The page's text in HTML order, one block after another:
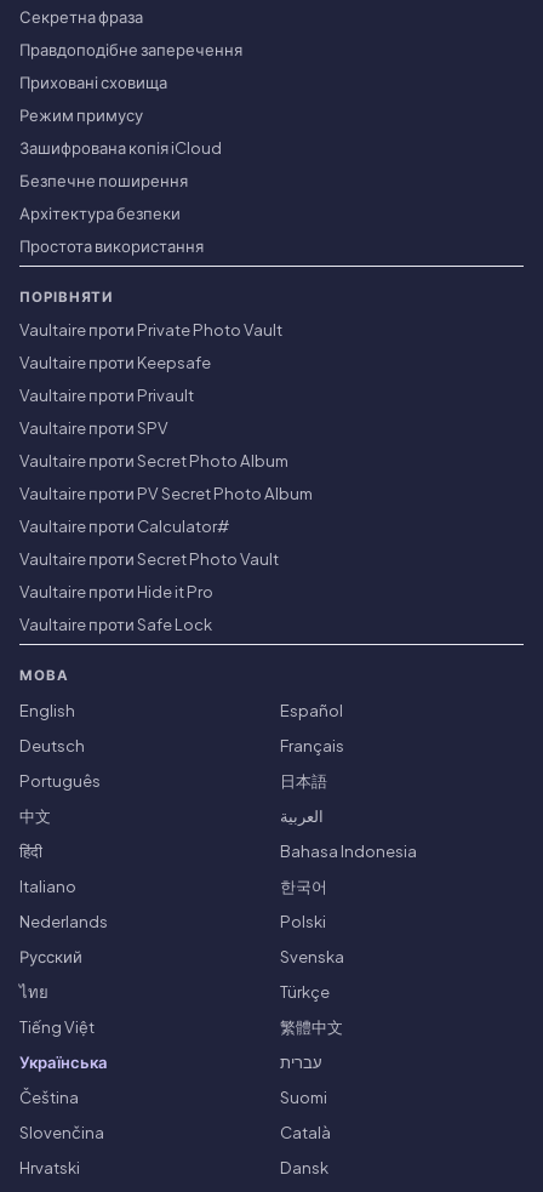
Секретна фраза
Правдоподібне заперечення
Приховані сховища
Режим примусу
Зашифрована копія iCloud
Безпечне поширення
Архітектура безпеки
Простота використання
ПОРІВНЯТИ
Vaultaire проти Private Photo Vault
Vaultaire проти Keepsafe
Vaultaire проти Privault
Vaultaire проти SPV
Vaultaire проти Secret Photo Album
Vaultaire проти PV Secret Photo Album
Vaultaire проти Calculator#
Vaultaire проти Secret Photo Vault
Vaultaire проти Hide it Pro
Vaultaire проти Safe Lock
МОВА
English
Español
Deutsch
Français
Português
日本語
中文
العربية
हिंदी
Bahasa Indonesia
Italiano
한국어
Nederlands
Polski
Русский
Svenska
ไทย
Türkçe
Tiếng Việt
繁體中文
Українська
עברית
Čeština
Suomi
Slovenčina
Català
Hrvatski
Dansk